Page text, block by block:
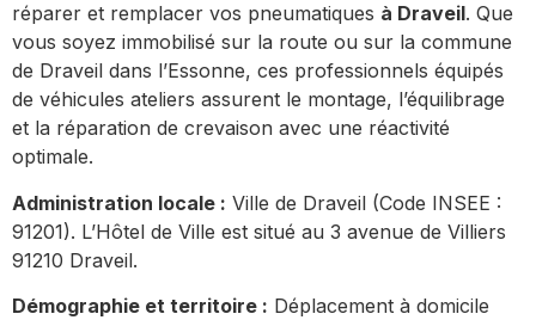
réparer et remplacer vos pneumatiques à Draveil. Que
vous soyez immobilisé sur la route ou sur la commune
de Draveil dans l’Essonne, ces professionnels équipés
de véhicules ateliers assurent le montage, l’équilibrage
et la réparation de crevaison avec une réactivité
optimale.
Administration locale : Ville de Draveil (Code INSEE :
91201). L’Hôtel de Ville est situé au 3 avenue de Villiers
91210 Draveil.
Démographie et territoire : Déplacement à domicile